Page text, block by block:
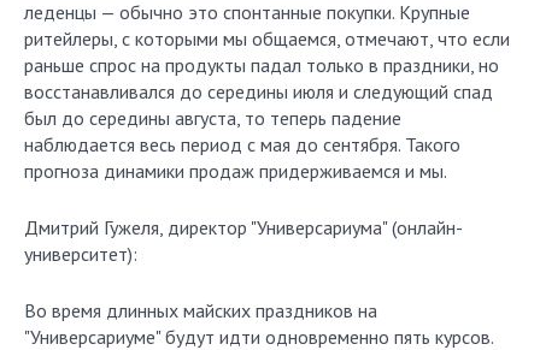
леденцы — обычно это спонтанные покупки. Крупные
ритейлеры, с которыми мы общаемся, отмечают, что если
раньше спрос на продукты падал только в праздники, но
восстанавливался до середины июля и следующий спад
был до середины августа, то теперь падение
наблюдается весь период с мая до сентября. Такого
прогноза динамики продаж придерживаемся и мы.
Дмитрий Гужеля, директор "Универсариума" (онлайн-
университет):
Во время длинных майских праздников на
"Универсариуме" будут идти одновременно пять курсов.